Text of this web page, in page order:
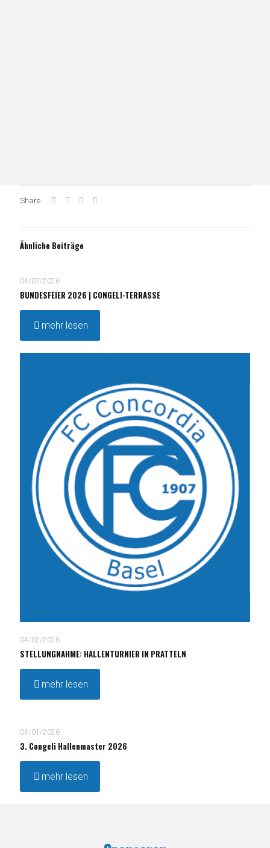
Share
Ähnliche Beiträge
04/07/2026
BUNDESFEIER 2026 | CONGELI-TERRASSE
mehr lesen
04/02/2026
STELLUNGNAHME: HALLENTURNIER IN PRATTELN
mehr lesen
04/01/2026
3. Congeli Hallenmaster 2026
mehr lesen